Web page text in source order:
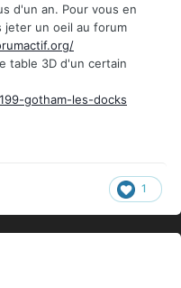
d'un an. Pour vous en
jeter un oeil au forum
table 3D d'un certain
gotham-les-docks
1